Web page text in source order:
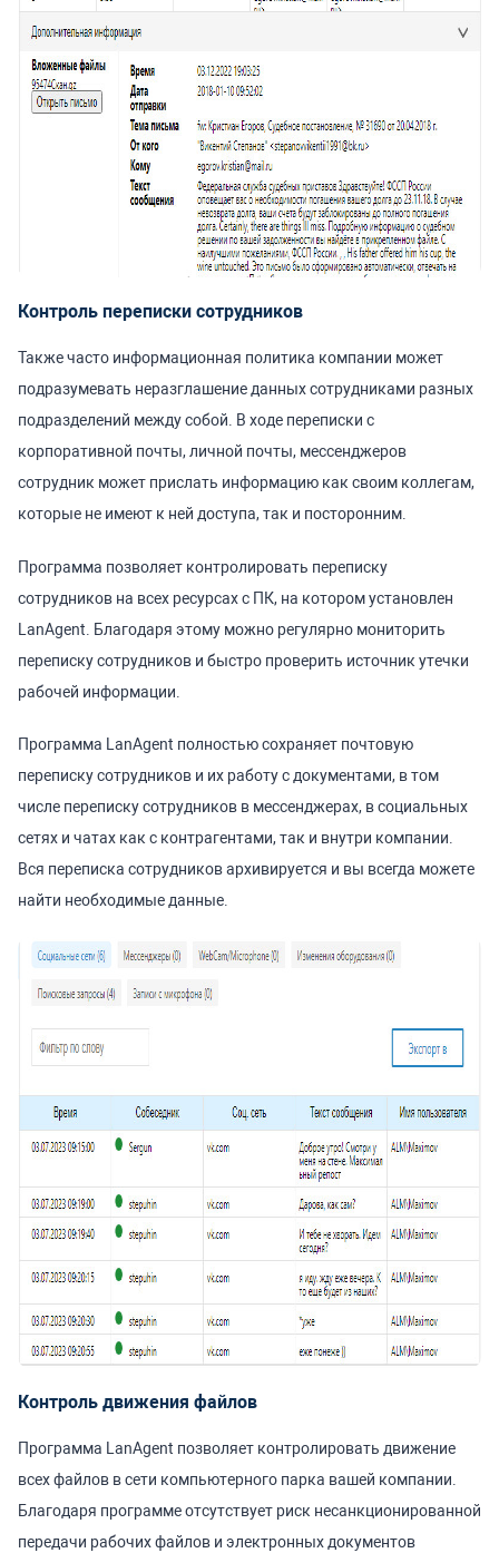
Контроль переписки сотрудников
Также часто информационная политика компании может
подразумевать неразглашение данных сотрудниками разных
подразделений между собой. В ходе переписки с
корпоративной почты, личной почты, мессенджеров
сотрудник может прислать информацию как своим коллегам,
которые не имеют к ней доступа, так и посторонним.
Программа позволяет контролировать переписку
сотрудников на всех ресурсах с ПК, на котором установлен
LanAgent. Благодаря этому можно регулярно мониторить
переписку сотрудников и быстро проверить источник утечки
рабочей информации.
Программа LanAgent полностью сохраняет почтовую
переписку сотрудников и их работу с документами, в том
числе переписку сотрудников в мессенджерах, в социальных
сетях и чатах как с контрагентами, так и внутри компании.
Вся переписка сотрудников архивируется и вы всегда можете
найти необходимые данные.
Контроль движения файлов
Программа LanAgent позволяет контролировать движение
всех файлов в сети компьютерного парка вашей компании.
Благодаря программе отсутствует риск несанкционированной
передачи рабочих файлов и электронных документов